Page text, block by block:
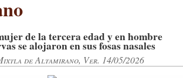
de la tercera edad y en hombre
se alojaron en sus fosas nasales
de Altamirano, Ver. 14/05/2026